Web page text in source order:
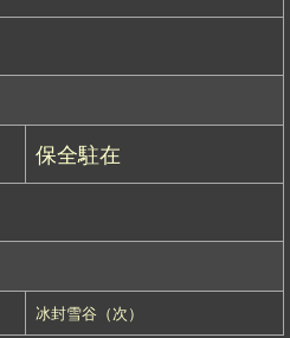
保全駐在
冰封雪谷（次）